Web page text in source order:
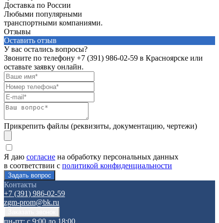
Доставка по России
Любыми популярными
транспортными компаниями.
Отзывы
Оставить отзыв
У вас остались вопросы?
Звоните по телефону +7 (391) 986-02-59 в Красноярске или
оставьте заявку онлайн.
Прикрепить файлы (реквизиты, документацию, чертежи)
Я даю согласие на обработку персональных данных
в соответствии с политикой конфиденциальности
Контакты
+7 (391) 986-02-59
zgm-prom@bk.ru
пн-пт: с 9:00 до 18:00